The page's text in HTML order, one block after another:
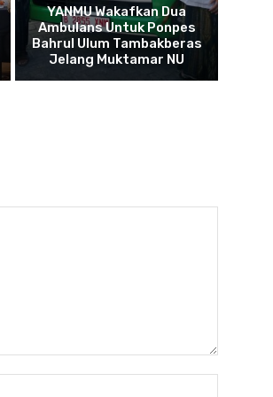
YANMU Wakafkan Dua
Ambulans Untuk Ponpes
Bahrul Ulum Tambakberas
Jelang Muktamar NU